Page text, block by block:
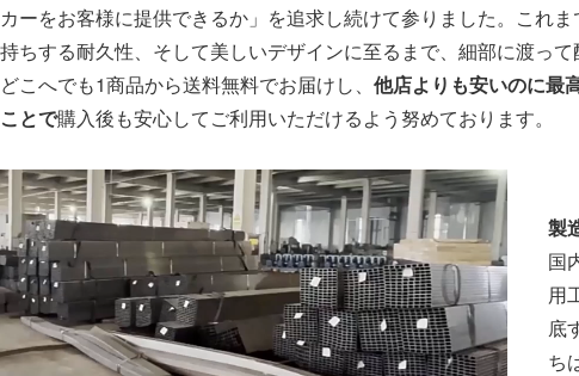
カーをお客様に提供できるか」を追求し続けて参りました。これ
持ちする耐久性、そして美しいデザインに至るまで、細部に渡っ
どこへでも1商品から送料無料でお届けし、 他店よりも安いのに最
ことで購入後も安心してご利用いただけるよう努めております。
製
国
用
底
ち